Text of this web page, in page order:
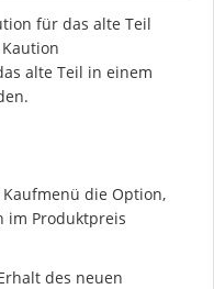
für das alte Teil
alte Teil in einem
die Option,
im Produktpreis
des neuen